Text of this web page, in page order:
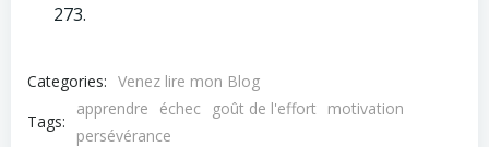
273.
Categories: Venez lire mon Blog
Tags:
apprendre échec goût de l'effort
motivation
persévérance